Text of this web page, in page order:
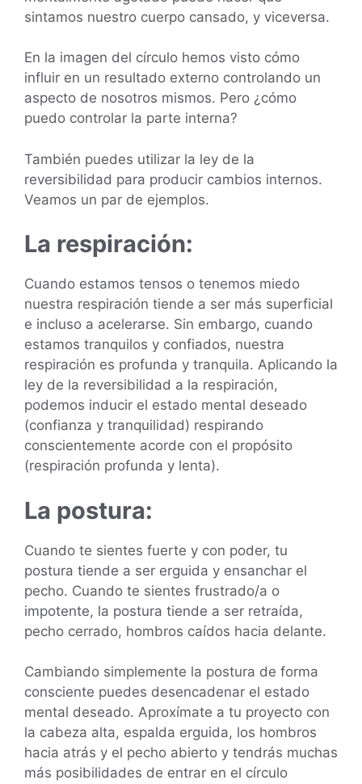
sintamos nuestro cuerpo cansado, y viceversa.
En la imagen del círculo hemos visto cómo
influir en un resultado externo controlando un
aspecto de nosotros mismos. Pero ¿cómo
puedo controlar la parte interna?
También puedes utilizar la ley de la
reversibilidad para producir cambios internos.
Veamos un par de ejemplos.
La respiración:
Cuando estamos tensos o tenemos miedo
nuestra respiración tiende a ser más superficial
e incluso a acelerarse. Sin embargo, cuando
estamos tranquilos y confiados, nuestra
respiración es profunda y tranquila. Aplicando la
ley de la reversibilidad a la respiración,
podemos inducir el estado mental deseado
(confianza y tranquilidad) respirando
conscientemente acorde con el propósito
(respiración profunda y lenta).
La postura:
Cuando te sientes fuerte y con poder, tu
postura tiende a ser erguida y ensanchar el
pecho. Cuando te sientes frustrado/a o
impotente, la postura tiende a ser retraída,
pecho cerrado, hombros caídos hacia delante.
Cambiando simplemente la postura de forma
consciente puedes desencadenar el estado
mental deseado. Aproxímate a tu proyecto con
la cabeza alta, espalda erguida, los hombros
hacia atrás y el pecho abierto y tendrás muchas
más posibilidades de entrar en el círculo